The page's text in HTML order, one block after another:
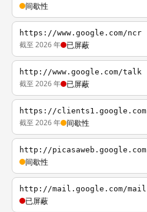
间歇性
https://www.google.com/ncr
截至 2026 年 已屏蔽
http://www.google.com/talk
截至 2026 年 已屏蔽
https://clients1.google.com
截至 2026 年 间歇性
http://picasaweb.google.com
间歇性
http://mail.google.com/mail
已屏蔽